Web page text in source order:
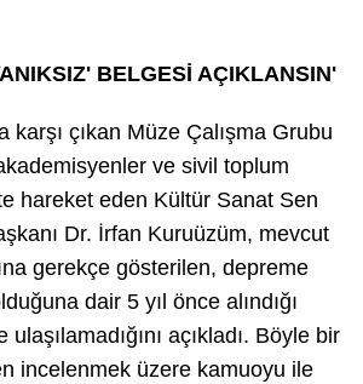
BELGESİ AÇIKLANSIN'
karşı çıkan Müze Çalışma Grubu
ve sivil toplum
hareket eden Kültür Sanat Sen
Dr. İrfan Kuruüzüm, mevcut
gerekçe gösterilen, depreme
dair 5 yıl önce alındığı
açıkladı. Böyle bir
incelenmek üzere kamuoyu ile